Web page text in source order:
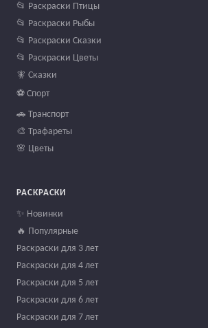
📂 Раскраски Птицы
📂 Раскраски Рыбы
📂 Раскраски Сказки
📂 Раскраски Цветы
🧚 Сказки
⚽ Спорт
🚗 Транспорт
🎨 Трафареты
🌸 Цветы
РАСКРАСКИ
✨ Новинки
🔥 Популярные
Раскраски для 3 лет
Раскраски для 4 лет
Раскраски для 5 лет
Раскраски для 6 лет
Раскраски для 7 лет